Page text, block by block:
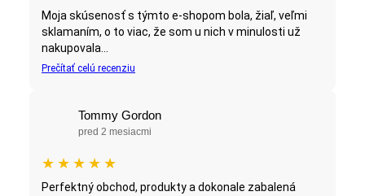
Moja skúsenosť s týmto e-shopom bola, žiaľ, veľmi
sklamaním, o to viac, že som u nich v minulosti už
nakupovala...
Prečítať celú recenziu
Tommy Gordon
pred 2 mesiacmi
★ ★ ★ ★ ★
Perfektný obchod, produkty a dokonale zabalená